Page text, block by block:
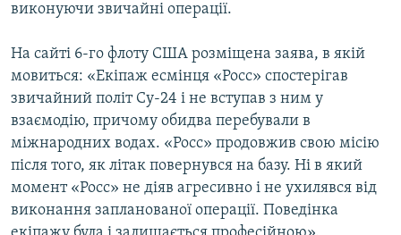
виконуючи звичайні операції.
На сайті 6-го флоту США розміщена заява, в якій
мовиться: «Екіпаж есмінця «Росс» спостерігав
звичайний політ Су-24 і не вступав з ним у
взаємодію, причому обидва перебували в
міжнародних водах. «Росс» продовжив свою місію
після того, як літак повернувся на базу. Ні в який
момент «Росс» не діяв агресивно і не ухилявся від
виконання запланованої операції. Поведінка